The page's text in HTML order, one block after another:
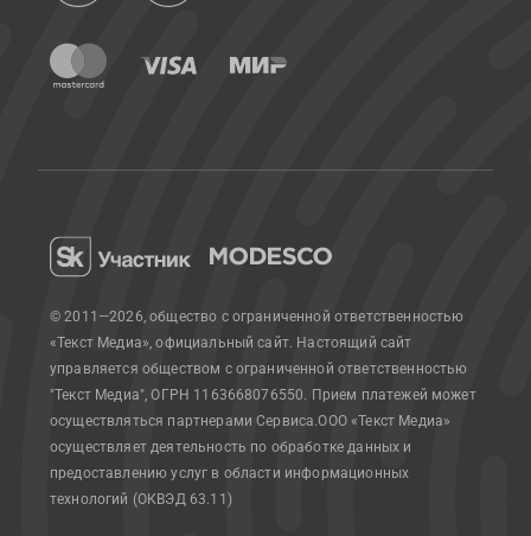
© 2011—2026, общество с ограниченной ответственностью
«Текст Медиа», официальный сайт. Настоящий сайт
управляется обществом с ограниченной ответственностью
"Текст Медиа", ОГРН 1163668076550. Прием платежей может
осуществляться партнерами Сервиса.ООО «Текст Медиа»
осуществляет деятельность по обработке данных и
предоставлению услуг в области информационных
технологий (ОКВЭД 63.11)